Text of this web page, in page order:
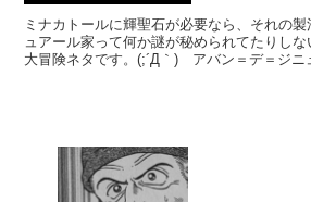
ミナカトールに輝聖石が必要なら、それの
ュアール家って何か謎が秘められてたりし
大冒険ネタです。(;´Д｀) アバン＝デ＝ジニ